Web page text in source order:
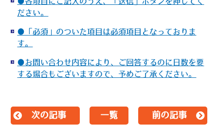
ださい。
●「必須」のついた項目は必須項目となっておりま
す。
●お問い合わせ内容により、ご回答するのに日数を要
する場合もございますので、予めご了承ください。
次の記事 一覧 前の記事